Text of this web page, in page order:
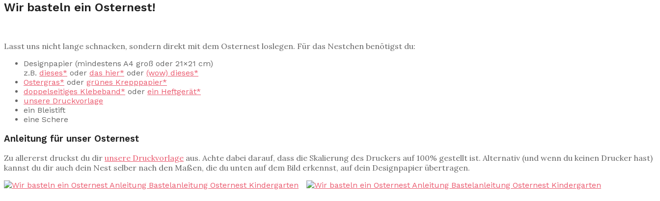
Wir basteln ein Osternest!
Lasst uns nicht lange schnacken, sondern direkt mit dem Osternest loslegen. Für das Nestchen benötigst du:
Designpapier (mindestens A4 groß oder 21×21 cm)
z.B. dieses* oder das hier* oder (wow) dieses*
Ostergras* oder grünes Krepppapier*
doppelseitiges Klebeband* oder ein Heftgerät*
unsere Druckvorlage
ein Bleistift
eine Schere
Anleitung für unser Osternest
Zu allererst druckst du dir unsere Druckvorlage aus. Achte dabei darauf, dass die Skalierung des Druckers auf 100% gestellt ist. Alternativ (und wenn du keinen Drucker hast)
kannst du dir auch dein Nest selber nach den Maßen, die du unten auf dem Bild erkennst, auf dein Designpapier übertragen.